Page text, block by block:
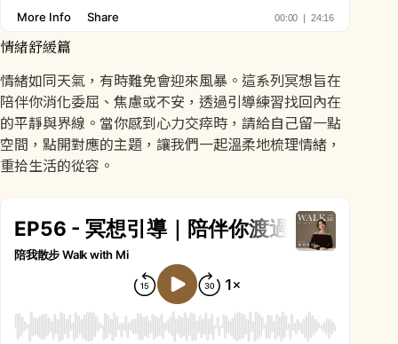
情緒舒緩篇
情緒如同天氣，有時難免會迎來風暴。這系列冥想旨在
陪伴你消化委屈、焦慮或不安，透過引導練習找回內在
的平靜與界線。當你感到心力交瘁時，請給自己留一點
空間，點開對應的主題，讓我們一起溫柔地梳理情緒，
重拾生活的從容。